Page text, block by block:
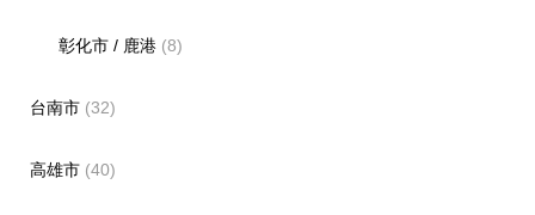
彰化市 / 鹿港 (8)
台南市(32)
高雄市(40)